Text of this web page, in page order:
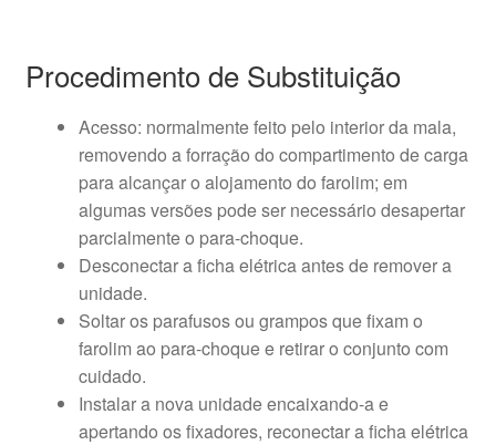
Procedimento de Substituição
Acesso: normalmente feito pelo interior da mala,
removendo a forração do compartimento de carga
para alcançar o alojamento do farolim; em
algumas versões pode ser necessário desapertar
parcialmente o para-choque.
Desconectar a ficha elétrica antes de remover a
unidade.
Soltar os parafusos ou grampos que fixam o
farolim ao para-choque e retirar o conjunto com
cuidado.
Instalar a nova unidade encaixando-a e
apertando os fixadores, reconectar a ficha elétrica